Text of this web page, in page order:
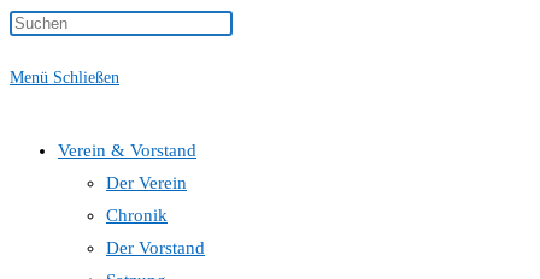
Menü Schließen
Verein & Vorstand
Der Verein
Chronik
Der Vorstand